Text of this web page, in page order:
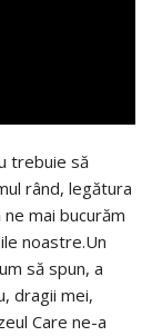
trebuie să
rând, legătura
mai bucurăm
noastre.Un
să spun, a
dragii mei,
Care ne-a